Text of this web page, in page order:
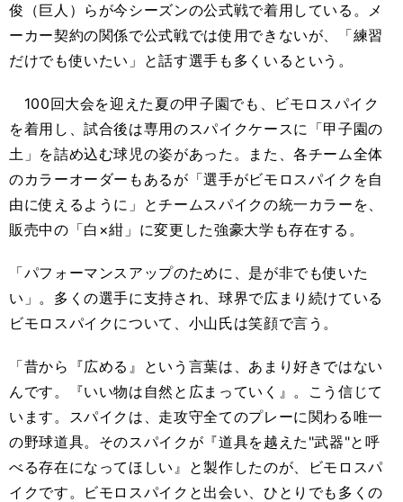
俊（巨人）らが今シーズンの公式戦で着用している。メ
ーカー契約の関係で公式戦では使用できないが、「練習
だけでも使いたい」と話す選手も多くいるという。
100回大会を迎えた夏の甲子園でも、ビモロスパイク
を着用し、試合後は専用のスパイクケースに「甲子園の
土」を詰め込む球児の姿があった。また、各チーム全体
のカラーオーダーもあるが「選手がビモロスパイクを自
由に使えるように」とチームスパイクの統一カラーを、
販売中の「白×紺」に変更した強豪大学も存在する。
「パフォーマンスアップのために、是が非でも使いた
い」。多くの選手に支持され、球界で広まり続けている
ビモロスパイクについて、小山氏は笑顔で言う。
「昔から『広める』という言葉は、あまり好きではない
んです。『いい物は自然と広まっていく』。こう信じて
います。スパイクは、走攻守全てのプレーに関わる唯一
の野球道具。そのスパイクが『道具を越えた"武器"と呼
べる存在になってほしい』と製作したのが、ビモロスパ
イクです。ビモロスパイクと出会い、ひとりでも多くの